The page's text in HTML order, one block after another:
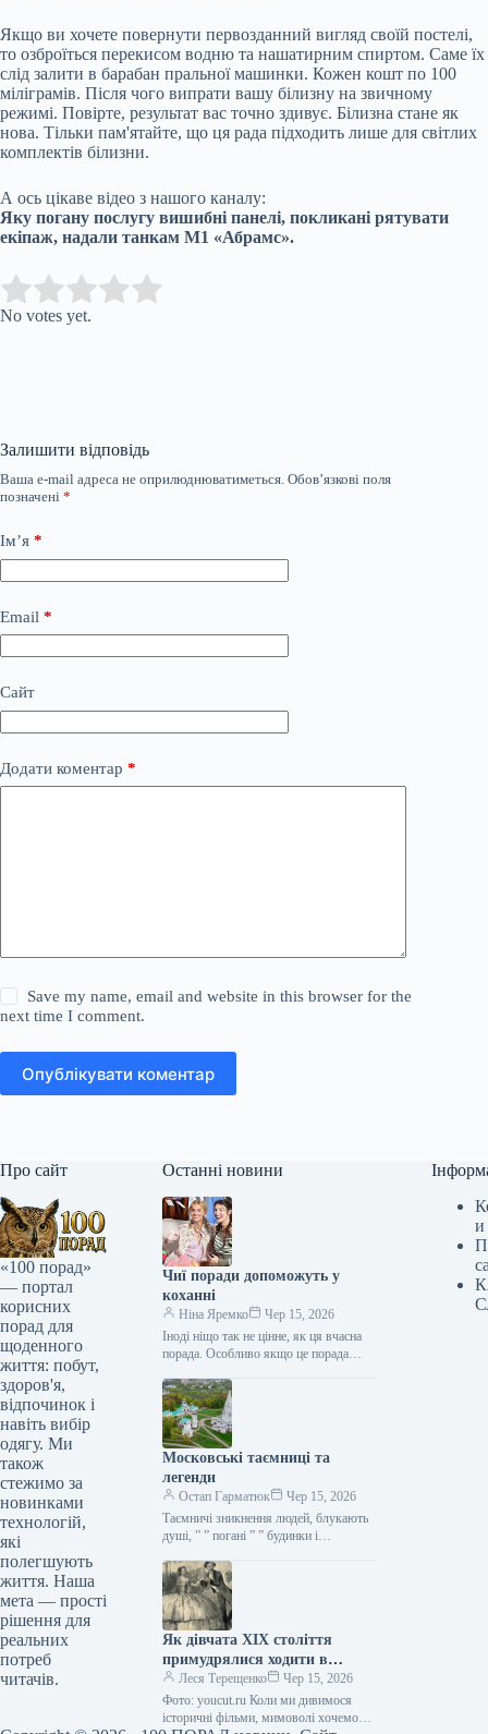
Якщо ви хочете повернути первозданний вигляд своїй постелі,
то озброїться перекисом водню та нашатирним спиртом. Саме їх
слід залити в барабан пральної машинки. Кожен кошт по 100
міліграмів. Після чого випрати вашу білизну на звичному
режимі. Повірте, результат вас точно здивує. Білизна стане як
нова. Тільки пам'ятайте, що ця рада підходить лише для світлих
комплектів білизни.
А ось цікаве відео з нашого каналу:
Яку погану послугу вишибні панелі, покликані рятувати
екіпаж, надали танкам М1 «Абрамс».
Rate this item:
No votes yet.
Залишити відповідь
Ваша e-mail адреса не оприлюднюватиметься. Обов’язкові поля
позначені *
Ім’я *
Email *
Сайт
Додати коментар *
Save my name, email and website in this browser for the
next time I comment.
Опублікувати коментар
Про сайт
«100 порад»
— портал
корисних
порад для
щоденного
життя: побут,
здоров'я,
відпочинок і
навіть вибір
одягу. Ми
також
стежимо за
новинками
технологій,
які
полегшують
життя. Наша
мета — прості
рішення для
реальних
потреб
читачів.
Останні новини
Чиї поради допоможуть у
коханні
Ніна Яремко
Чер 15, 2026
Іноді ніщо так не цінне, як ця вчасна
порада. Особливо якщо це порада
косметолога, тренера, стиліста…
Московські таємниці та
легенди
Остап Гарматюк
Чер 15, 2026
Таємничі зникнення людей, блукають
душі, ” ” погані ” ” будинки і
Щоб…
Як дівчата XIX століття
примудрялися ходити в
туалет у спідницях
крінолінових без сторонньої
допомоги
Леся Терещенко
Чер 15, 2026
Фото: youcut.ru Коли ми дивимося
історичні фільми, мимоволі хочемо
и